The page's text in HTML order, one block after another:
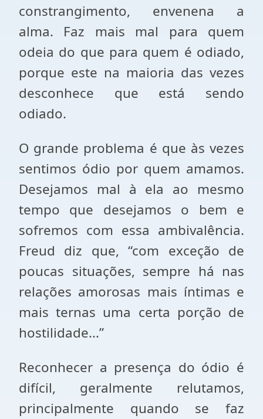
constrangimento, envenena a
alma. Faz mais mal para quem
odeia do que para quem é odiado,
porque este na maioria das vezes
desconhece que está sendo
odiado.
O grande problema é que às vezes
sentimos ódio por quem amamos.
Desejamos mal à ela ao mesmo
tempo que desejamos o bem e
sofremos com essa ambivalência.
Freud diz que, “com exceção de
poucas situações, sempre há nas
relações amorosas mais íntimas e
mais ternas uma certa porção de
hostilidade...”
Reconhecer a presença do ódio é
difícil, geralmente relutamos,
principalmente quando se faz